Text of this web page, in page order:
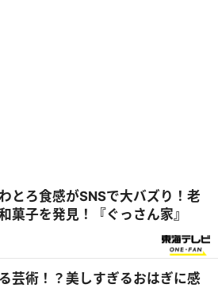
とろ食感がSNSで大バズり！老
菓子を発見！『ぐっさん家』
芸術！？美しすぎるおはぎに感